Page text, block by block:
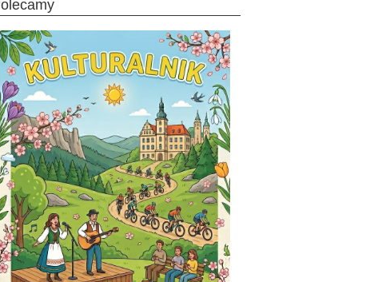
polecamy